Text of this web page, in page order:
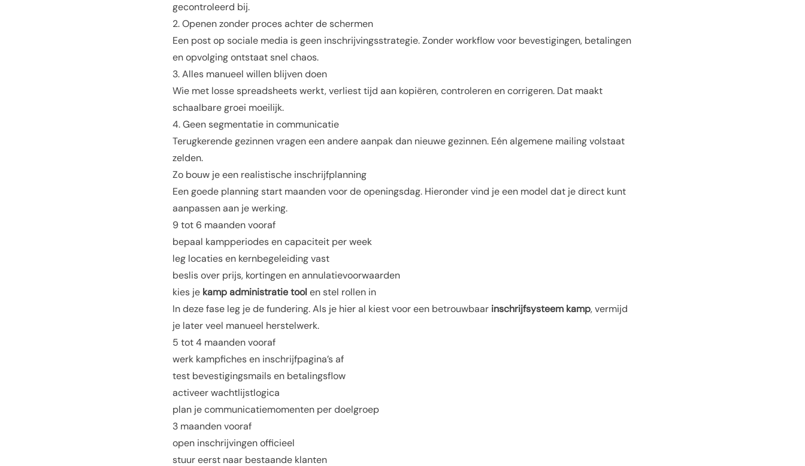
gecontroleerd bij.
2. Openen zonder proces achter de schermen
Een post op sociale media is geen inschrijvingsstrategie. Zonder workflow voor bevestigingen, betalingen
en opvolging ontstaat snel chaos.
3. Alles manueel willen blijven doen
Wie met losse spreadsheets werkt, verliest tijd aan kopiëren, controleren en corrigeren. Dat maakt
schaalbare groei moeilijk.
4. Geen segmentatie in communicatie
Terugkerende gezinnen vragen een andere aanpak dan nieuwe gezinnen. Eén algemene mailing volstaat
zelden.
Zo bouw je een realistische inschrijfplanning
Een goede planning start maanden voor de openingsdag. Hieronder vind je een model dat je direct kunt
aanpassen aan je werking.
9 tot 6 maanden vooraf
bepaal kampperiodes en capaciteit per week
leg locaties en kernbegeleiding vast
beslis over prijs, kortingen en annulatievoorwaarden
kies je kamp administratie tool en stel rollen in
In deze fase leg je de fundering. Als je hier al kiest voor een betrouwbaar inschrijfsysteem kamp, vermijd
je later veel manueel herstelwerk.
5 tot 4 maanden vooraf
werk kampfiches en inschrijfpagina’s af
test bevestigingsmails en betalingsflow
activeer wachtlijstlogica
plan je communicatiemomenten per doelgroep
3 maanden vooraf
open inschrijvingen officieel
stuur eerst naar bestaande klanten